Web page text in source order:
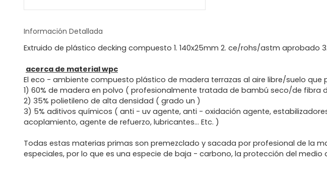
Información Detallada
Extruido de plástico decking compuesto 1. 140x25mm 2. ce/rohs/astm aprobado
acerca de material wpc
El eco - ambiente compuesto plástico de madera terrazas al aire libre/suelo que
1) 60% de madera en polvo ( profesionalmente tratada de bambú seco/de fibra
2) 35% polietileno de alta densidad ( grado un )
3) 5% aditivos químicos ( anti - uv agente, anti - oxidación agente,
acoplamiento, agente de refuerzo, lubricantes... Etc. )
Todas estas materias primas son premezclado y sacada por profesional de la
especiales, por lo que es una especie de baja - carbono, la protección del medio